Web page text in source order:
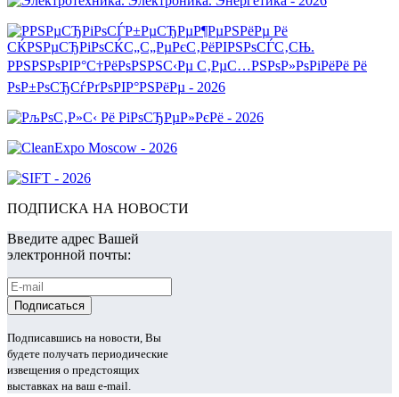
ПОДПИСКА НА НОВОСТИ
Введите адрес Вашей
электронной почты:
Подписавшись на новости, Вы
будете получать периодические
извещения о предстоящих
выставках на ваш e-mail.